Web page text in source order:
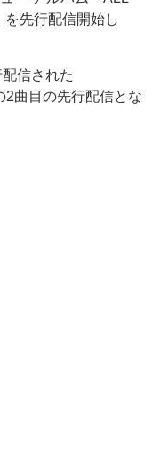
先行配信開始し
信された
2曲目の先行配信とな